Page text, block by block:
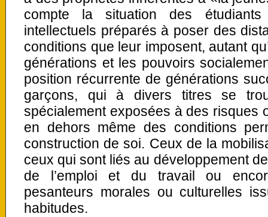
compte la situation des
intellectuels préparés à poser des
conditions que leur imposent, autant
générations et les pouvoirs
position récurrente de générations
garçons, qui à divers titres se
spécialement exposées à des risques
en dehors même des conditions
construction de soi. Ceux de la
ceux qui sont liés au développement
de l’emploi et du travail ou
pesanteurs morales ou culturelles
habitudes.